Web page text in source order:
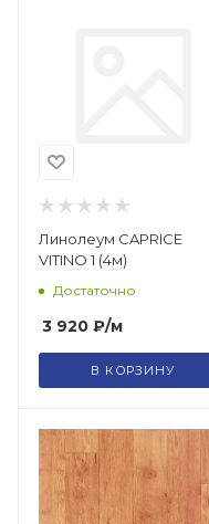
Линолеум CAPRICE
VITINO 1 (4м)
Достаточно
3 920 ₽/м
В КОРЗИНУ